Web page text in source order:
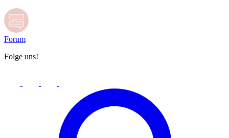
Forum
Folge uns!